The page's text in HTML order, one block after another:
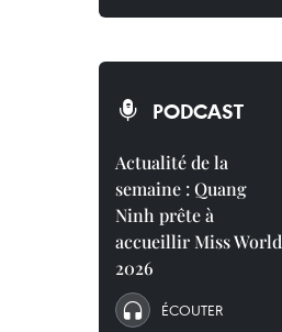
PODCAST
Actualité de la
semaine : Quang
Ninh prête à
accueillir Miss World
2026
ÉCOUTER